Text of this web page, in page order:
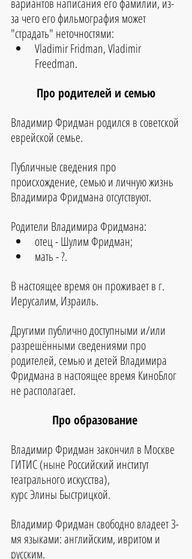
вариантов написания его фамилии, из-
за чего его фильмография может
"страдать" неточностями:
Vladimir Fridman, Vladimir
Freedman.
Про родителей и семью
Владимир Фридман родился в советской
еврейской семье.
Публичные сведения про
происхождение, семью и личную жизнь
Владимира Фридмана отсутствуют.
Родители Владимира Фридмана:
отец - Шулим Фридман;
мать - ?.
В настоящее время он проживает в г.
Иерусалим, Израиль.
Другими публично доступными и/или
разрешёнными сведениями про
родителей, семью и детей Владимира
Фридмана в настоящее время КиноБлог
не располагает.
Про образование
Владимир Фридман закончил в Москве
ГИТИС (ныне Российский институт
театрального искусства),
курс Элины Быстрицкой.
Владимир Фридман свободно владеет 3-
мя языками: английским, ивритом и
русским.